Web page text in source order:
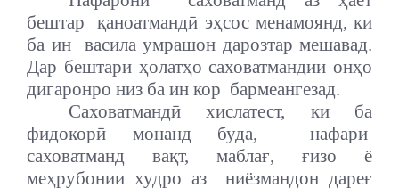
бештар
қаноатмандӣ эҳсос менамоянд, ки
ба ин
васила умрашон дарозтар мешавад.
Дар бештари ҳолатҳо саховатмандии онҳо
дигаронро низ ба ин кор бармеангезад.
Саховатмандӣ хислатест, ки ба
фидокорӣ монанд буда,
нафари
саховатманд вақт, маблағ, ғизо ё
меҳрубонии худро аз
ниёзмандон дареғ